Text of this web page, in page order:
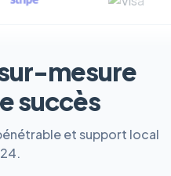
mesure
succès
et support local